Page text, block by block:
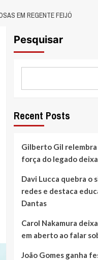
EM REGENTE FEIJÓ
Pesquisar
Recent Posts
Gilberto Gil
força do legado
Davi Lucca quebra o
redes e destaca
Dantas
Carol Nakamura
em aberto ao falar
João Gomes ganha